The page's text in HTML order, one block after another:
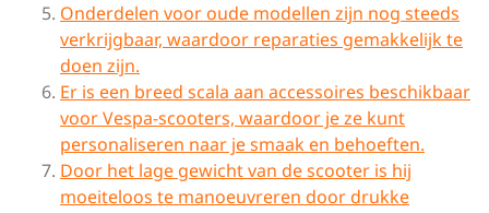
Onderdelen voor oude modellen zijn nog steeds
verkrijgbaar, waardoor reparaties gemakkelijk te
doen zijn.
Er is een breed scala aan accessoires beschikbaar
voor Vespa-scooters, waardoor je ze kunt
personaliseren naar je smaak en behoeften.
Door het lage gewicht van de scooter is hij
moeiteloos te manoeuvreren door drukke